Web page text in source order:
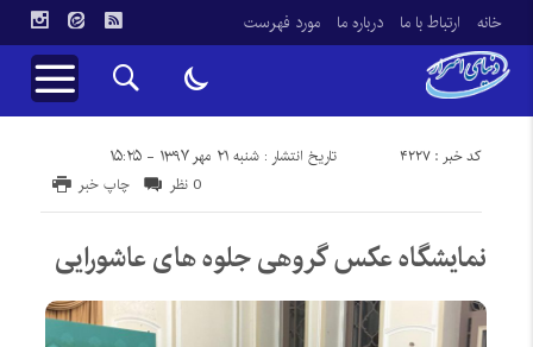
خانه ارتباط با ما درباره ما مورد فهرست
تاریخ انتشار : شنبه ۲۱ مهر ۱۳۹۷ - ۱۵:۲۵ کد خبر : 4227
چاپ خبر 0 نظر
نمایشگاه عکس گروهی جلوه های عاشورایی